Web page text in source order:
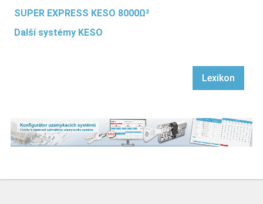
SUPER EXPRESS KESO 8000Ω²
Další systémy KESO
Lexikon